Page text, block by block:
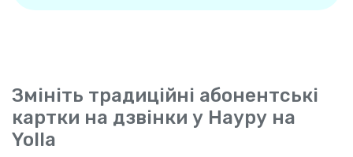
Змініть традиційні абонентські
картки на дзвінки у Науру на
Yolla